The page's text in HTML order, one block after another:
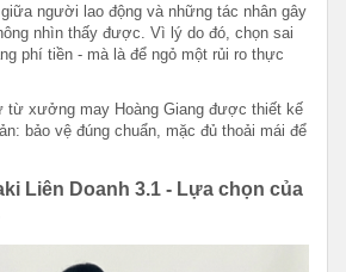
người lao động và những tác nhân gây
nhìn thấy được. Vì lý do đó, chọn sai
phí tiền - mà là để ngỏ một rủi ro thực
từ xưởng may Hoàng Giang được thiết kế
bảo vệ đúng chuẩn, mặc đủ thoải mái để
Liên Doanh 3.1 - Lựa chọn của